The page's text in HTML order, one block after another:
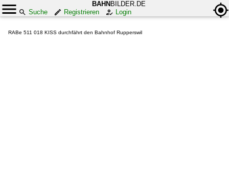
BAHN BILDER.DE
Suche
Registrieren Login
RABe 511 018 KISS durchfährt den Bahnhof Rupperswil